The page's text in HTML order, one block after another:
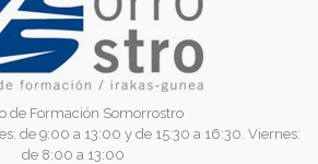
de Formación Somorrostro
de 9:00 a 13:00 y de 15:30 a 16:30. Viernes:
de 8:00 a 13:00